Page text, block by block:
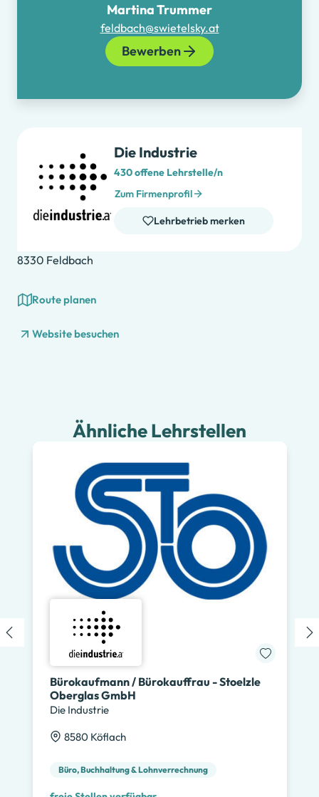
Martina Trummer
feldbach@swietelsky.at
Bewerben
Die Industrie
430 offene Lehrstelle/n
Zum Firmenprofil
Lehrbetrieb merken
8330 Feldbach
Route planen
Website besuchen
Ähnliche Lehrstellen
Bürokaufmann / Bürokauffrau - Stoelzle
Oberglas GmbH
Die Industrie
8580 Köflach
Büro, Buchhaltung & Lohnverrechnung